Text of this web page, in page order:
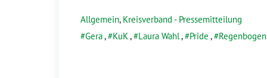
Allgemein, Kreisverband - Pressemitteilung
Gera, KuK , Laura Wahl , Pride , Regenbogen